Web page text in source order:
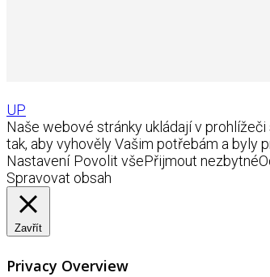
UP
Naše webové stránky ukládají v
tak, aby vyhověly Vašim potřebám a byly
Nastavení Povolit všePřijmout nezbytné
Spravovat obsah
Zavřít
Privacy Overview